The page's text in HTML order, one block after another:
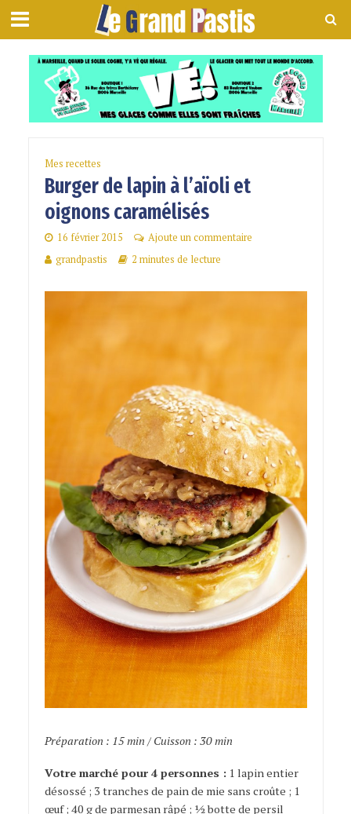
Mes recettes
Burger de lapin à l’aïoli et
oignons caramélisés
16 février 2015
Ajoute un commentaire
grandpastis
2 minutes de lecture
Préparation : 15 min / Cuisson : 30 min
Votre marché pour 4 personnes : 1 lapin entier
désossé ; 3 tranches de pain de mie sans croûte ; 1
œuf ; 40 g de parmesan râpé ; ½ botte de persil